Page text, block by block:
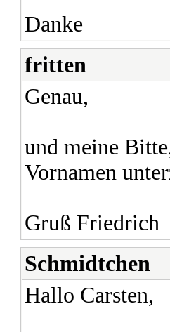
Danke
fritten
Genau,
und meine
Vornamen
Gruß Friedrich
Schmidtchen
Hallo Carsten,